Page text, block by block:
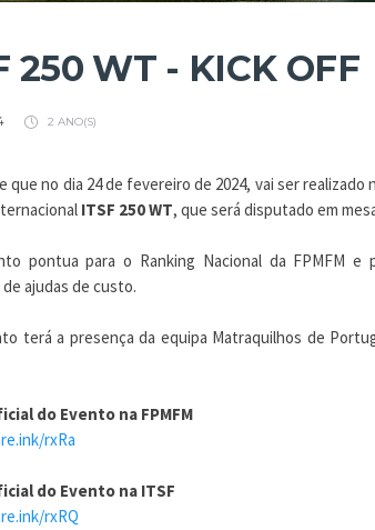
250 WT - KICK OFF
2 ANO(S)
que no dia 24 de fevereiro de 2024, vai ser realizado
ITSF 250 WT, que será disputado em
pontua para o Ranking Nacional da FPMFM e
ajudas de custo.
terá a presença da equipa Matraquilhos de
do Evento na FPMFM
rxRa
do Evento na ITSF
rxRQ